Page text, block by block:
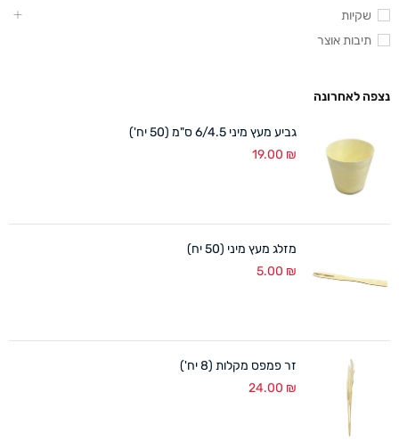
שקיות
תיבות אוצר
נצפה לאחרונה
גביע מעץ מיני 6/4.5 ס"מ (50 יח')
19.00 ₪
מזלג מעץ מיני (50 יח)
5.00 ₪
זר פמפס מקלות (8 יח')
24.00 ₪